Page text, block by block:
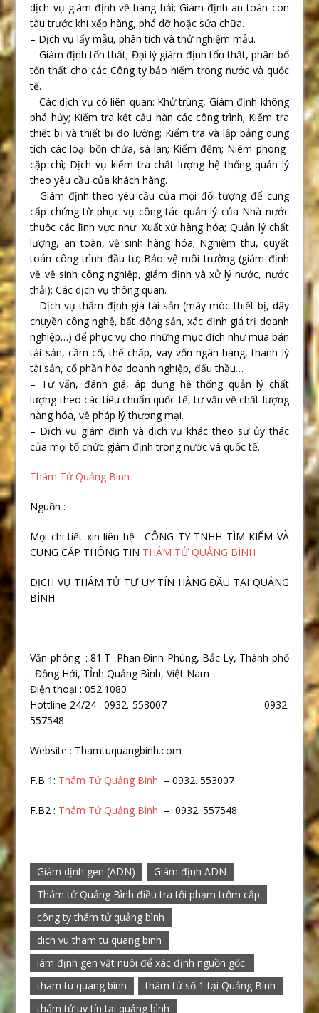
dịch vụ giám định về hàng hải; Giám định an toàn con
tàu trước khi xếp hàng, phá dỡ hoặc sửa chữa.
– Dịch vụ lấy mẫu, phân tích và thử nghiệm mẫu.
– Giám định tổn thất; Đại lý giám định tổn thất, phân bổ
tổn thất cho các Công ty bảo hiểm trong nước và quốc
tế.
– Các dịch vụ có liên quan: Khử trùng, Giám định không
phá hủy; Kiểm tra kết cấu hàn các công trình; Kiểm tra
thiết bị và thiết bị đo lường; Kiểm tra và lập bảng dung
tích các loại bồn chứa, sà lan; Kiểm đếm; Niêm phong-
cặp chì; Dịch vụ kiểm tra chất lượng hệ thống quản lý
theo yêu cầu của khách hàng.
– Giám định theo yêu cầu của mọi đối tượng để cung
cấp chứng từ phục vụ công tác quản lý của Nhà nước
thuộc các lĩnh vực như: Xuất xứ hàng hóa; Quản lý chất
lượng, an toàn, vệ sinh hàng hóa; Nghiệm thu, quyết
toán công trình đầu tư; Bảo vệ môi trường (giám định
về vệ sinh công nghiệp, giám định và xử lý nước, nước
thải); Các dịch vụ thông quan.
– Dịch vụ thẩm định giá tài sản (máy móc thiết bị, dây
chuyền công nghệ, bất động sản, xác định giá trị doanh
nghiệp…) để phục vụ cho những mục đích như mua bán
tài sản, cầm cố, thế chấp, vay vốn ngân hàng, thanh lý
tài sản, cổ phần hóa doanh nghiệp, đấu thầu…
– Tư vấn, đánh giá, áp dụng hệ thống quản lý chất
lượng theo các tiêu chuẩn quốc tế, tư vấn về chất lượng
hàng hóa, về pháp lý thương mại.
– Dịch vụ giám định và dịch vụ khác theo sự ủy thác
của mọi tổ chức giám định trong nước và quốc tế.
Thám Tử Quảng Bình
Nguồn :
Mọi chi tiết xin liên hệ : CÔNG TY TNHH TÌM KIẾM VÀ
CUNG CẤP THÔNG TIN THÁM TỬ QUẢNG BÌNH
DỊCH VỤ THÁM TỬ TƯ UY TÍN HÀNG ĐẦU TẠI QUẢNG
BÌNH
Văn phòng : 81.T Phan Đình Phùng, Bắc Lý, Thành phố
. Đồng Hới, TỈnh Quảng Bình, Việt Nam
Điện thoại : 052.1080
Hottline 24/24 : 0932. 553007 – 0932.
557548
Website : Thamtuquangbinh.com
F.B 1: Thám Tử Quảng Bình – 0932. 553007
F.B2 : Thám Tử Quảng Bình – 0932. 557548
Giám dịnh gen (ADN)
Giám định ADN
Thám tử Quảng Bình điều tra tội phạm trộm cắp
công ty thám tử quảng bình
dich vu tham tu quang binh
iám định gen vật nuôi để xác định nguồn gốc.
tham tu quang binh
thám tử số 1 tại Quảng Bình
thám tử uy tín tại quảng bình